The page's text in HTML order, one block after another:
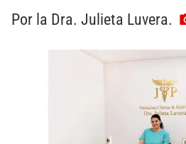
Por la Dra. Julieta Luvera.